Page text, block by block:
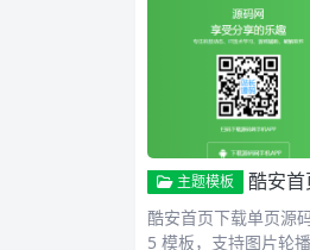
主题模板 酷安首页
酷安首页下载单页源
5 模板，支持图片轮